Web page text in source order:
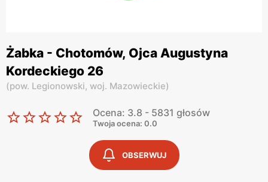
Żabka - Chotomów, Ojca Augustyna
Kordeckiego 26
(pow. Legionowski, woj. Mazowieckie)
Ocena: 3.8 - 5831 głosów
Twoja ocena: 0.0
OBSERWUJ